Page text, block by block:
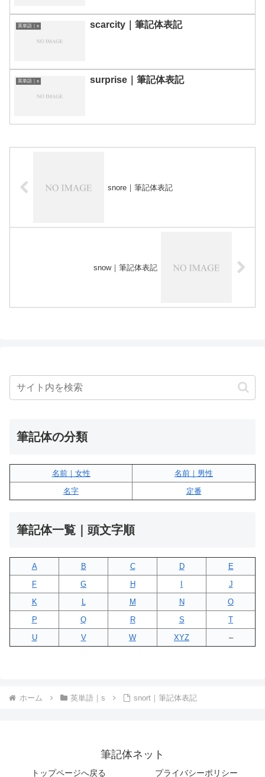
英単語｜s scarcity｜筆記体表記
英単語｜s surprise｜筆記体表記
snore｜筆記体表記
snow｜筆記体表記
筆記体の分類
名前｜女性
名前｜男性
名字
定番
筆記体一覧｜頭文字順
A B C D
E
F
G H
J
K
L M N
O
P
Q R S
T
U
V W XYZ –
ホーム 英単語｜s snort｜筆記体表記
筆記体ネット
トップページへ戻る プライバシーポリシー